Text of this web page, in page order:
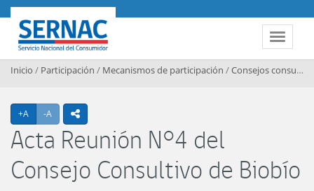
Contenido principal
Toggle
SERNAC
Inicio / Participación / Mecanismos de participación /Consejos consultivos regionales
+A Agrandar texto
-A Achicar textoicono compartir
Acta Reunión N°4 del
Consejo Consultivo de Biobío